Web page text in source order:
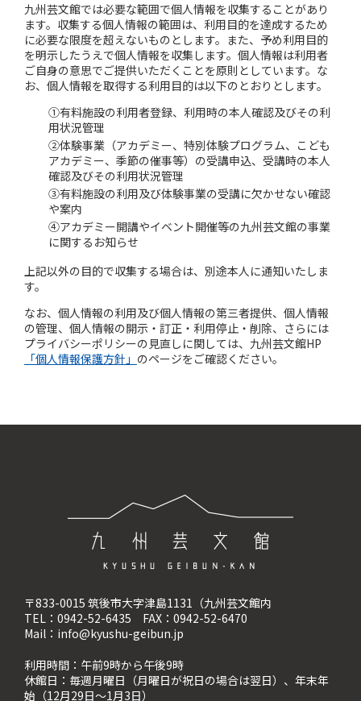
九州芸文館では必要な範囲で個人情報を収集することがあり
ます。収集する個人情報の範囲は、利用目的を達成するため
に必要な限度を超えないものとします。また、予め利用目的
を明示したうえで個人情報を収集します。個人情報は利用者
ご自身の意思でご提供いただくことを原則としています。な
お、個人情報を取得する利用目的は以下のとおりとします。
①有料施設の利用者登録、利用時の本人確認及びその利
用状況管理
②体験事業（アカデミー、特別体験プログラム、こども
アカデミー、季節の催事等）の受講申込、受講時の本人
確認及びその利用状況管理
③有料施設の利用及び体験事業の受講に欠かせない確認
や案内
④アカデミー開講やイベント開催等の九州芸文館の事業
に関するお知らせ
上記以外の目的で収集する場合は、別途本人に通知いたしま
す。
なお、個人情報の利用及び個人情報の第三者提供、個人情報
の管理、個人情報の開示・訂正・利用停止・削除、さらには
プライバシーポリシーの見直しに関しては、九州芸文館HP
「個人情報保護方針」 のページをご確認ください。
〒833-0015 筑後市大字津島1131（九州芸文館内
TEL：0942-52-6435 FAX：0942-52-6470
Mail：info@kyushu-geibun.jp
利用時間：午前9時から午後9時
休館日：毎週月曜日（月曜日が祝日の場合は翌日）、 年末年
始（12月29日〜1月3日）